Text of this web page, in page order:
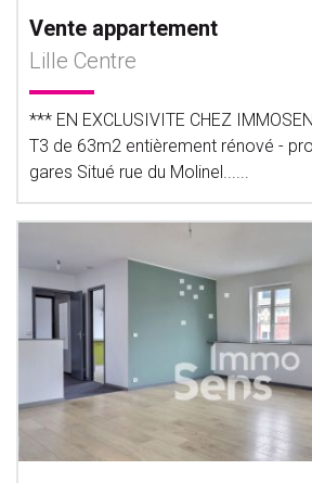
Vente appartement
Lille Centre
*** EN EXCLUSIVITE CHEZ
T3 de 63m2 entièrement rénové -
gares Situé rue du Molinel......